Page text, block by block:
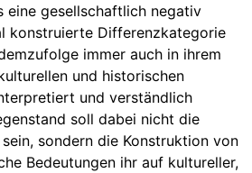
eine gesellschaftlich negativ
konstruierte Differenzkategorie
immer auch in ihrem
und historischen
und verständlich
soll dabei nicht die
sondern die Konstruktion von
Bedeutungen ihr auf kultureller,